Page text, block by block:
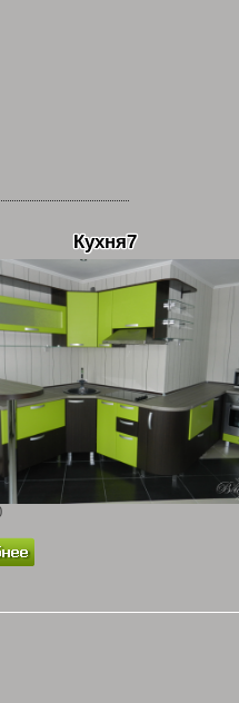
Кухня7